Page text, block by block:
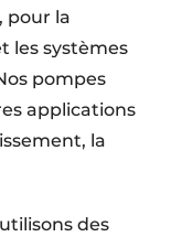
pour la
les systèmes
pompes
applications
la
des